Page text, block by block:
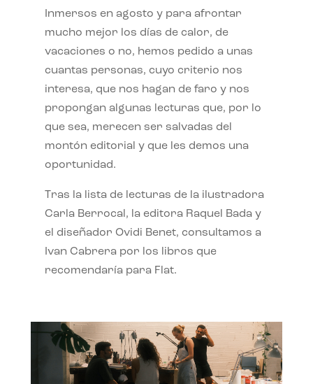
Inmersos en agosto y para afrontar
mucho mejor los días de calor, de
vacaciones o no, hemos pedido a unas
cuantas personas, cuyo criterio nos
interesa, que nos hagan de faro y nos
propongan algunas lecturas que, por lo
que sea, merecen ser salvadas del
montón editorial y que les demos una
oportunidad.
Tras la lista de lecturas de la ilustradora
Carla Berrocal, la editora Raquel Bada y
el diseñador Ovidi Benet, consultamos a
Ivan Cabrera por los libros que
recomendaría para Flat.